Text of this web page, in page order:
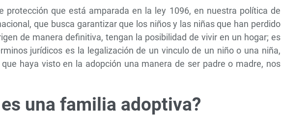
protección que está amparada en la ley 1096, en nuestra política de
que busca garantizar que los niños y las niñas que han perdido
de manera definitiva, tengan la posibilidad de vivir en un hogar; es
jurídicos es la legalización de un vinculo de un niño o una niña,
haya visto en la adopción una manera de ser padre o madre, nos
es una familia adoptiva?